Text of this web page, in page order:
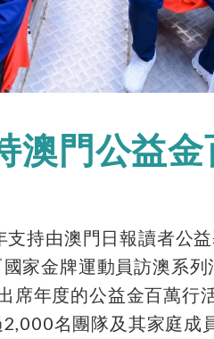
澳門公益
持由澳門日報讀者公
家金牌運動員訪澳系
席年度的公益金百萬行
名團隊及其家庭成